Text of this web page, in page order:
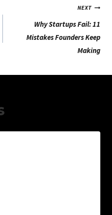
NEXT
Why Startups Fail: 11
Mistakes Founders Keep
Making